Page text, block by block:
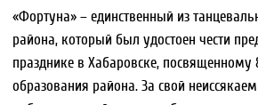
видеовизитка
семьи